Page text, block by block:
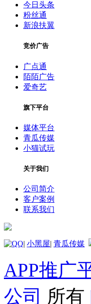
今日头条
粉丝通
新浪扶翼
竞价广告
广点通
陌陌广告
爱奇艺
旗下平台
媒体平台
青瓜传媒
小猫试玩
关于我们
公司简介
客户案例
联系我们
| 小黑屋| 青瓜传媒
APP推广
公司 所有